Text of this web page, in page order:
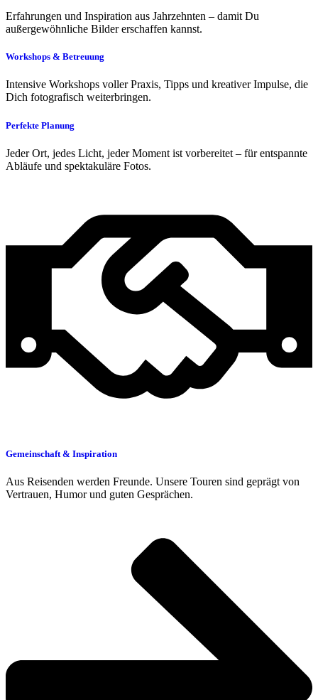
Erfahrungen und Inspiration aus Jahrzehnten – damit Du
außergewöhnliche Bilder erschaffen kannst.
Workshops & Betreuung
Intensive Workshops voller Praxis, Tipps und kreativer Impulse, die
Dich fotografisch weiterbringen.
Perfekte Planung
Jeder Ort, jedes Licht, jeder Moment ist vorbereitet – für entspannte
Abläufe und spektakuläre Fotos.
Gemeinschaft & Inspiration
Aus Reisenden werden Freunde. Unsere Touren sind geprägt von
Vertrauen, Humor und guten Gesprächen.